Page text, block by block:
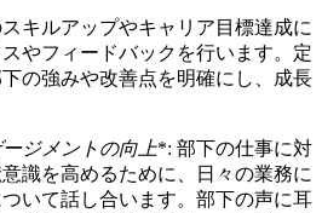
キルアップやキャリア目標達成に
やフィードバックを行います。定
の強みや改善点を明確にし、成長
ジメントの向上*: 部下の仕事に対
識を高めるために、日々の業務に
いて話し合います。部下の声に耳